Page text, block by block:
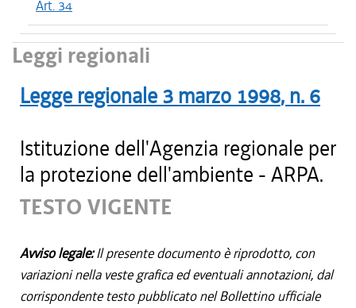
Art. 34
Leggi regionali
Legge regionale 3 marzo 1998, n. 6
Istituzione dell'Agenzia regionale per
la protezione dell'ambiente - ARPA.
TESTO VIGENTE
Avviso legale:Il presente documento è riprodotto, con
variazioni nella veste grafica ed eventuali annotazioni, dal
corrispondente testo pubblicato nel Bollettino ufficiale